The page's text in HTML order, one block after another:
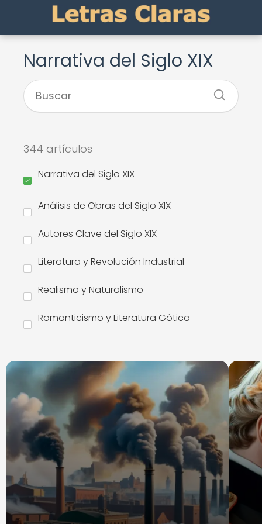
Narrativa del Siglo XIX
344 artículos
Narrativa del Siglo XIX
Análisis de Obras del Siglo XIX
Autores Clave del Siglo XIX
Literatura y Revolución Industrial
Realismo y Naturalismo
Romanticismo y Literatura Gótica